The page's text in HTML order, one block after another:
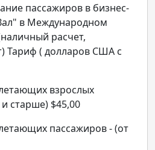
пассажиров в бизнес-
в Международном
расчет,
Тариф ( долларов США c
взрослых
старше) $45,00
пассажиров - (от